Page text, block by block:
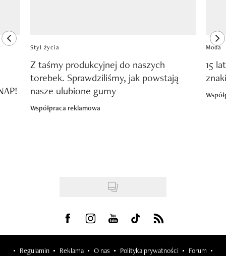
previous element
Styl życia
Z taśmy produkcyjnej do naszych
torebek. Sprawdziliśmy, jak powstają
nasze ulubione gumy
Współpraca reklamowa
Moda
15
Visit us on Facebook
Visit us on Instagram
Visit us on Youtube
Visit us on Tiktok
Visit us on Rss
Regulamin Reklama O nas Polityka prywatności Forum